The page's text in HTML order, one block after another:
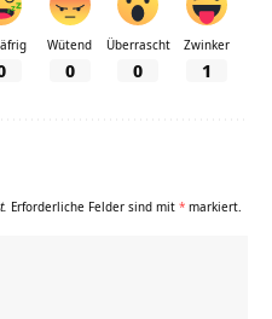
Wütend
0
Überrascht
0
Zwinker
1
Erforderliche Felder sind mit * markiert.